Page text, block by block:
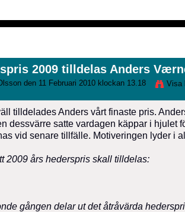
2009 tilldelas Anders
den 11 Februari 2010 klockan 13.18 Visa
tilldelades Anders vårt finaste pris.
dessvärre satte vardagen käppar i hjulet
vid senare tillfälle. Motiveringen lyder i
2009 års hederspris skall tilldelas:
gången delar ut det åtråvärda